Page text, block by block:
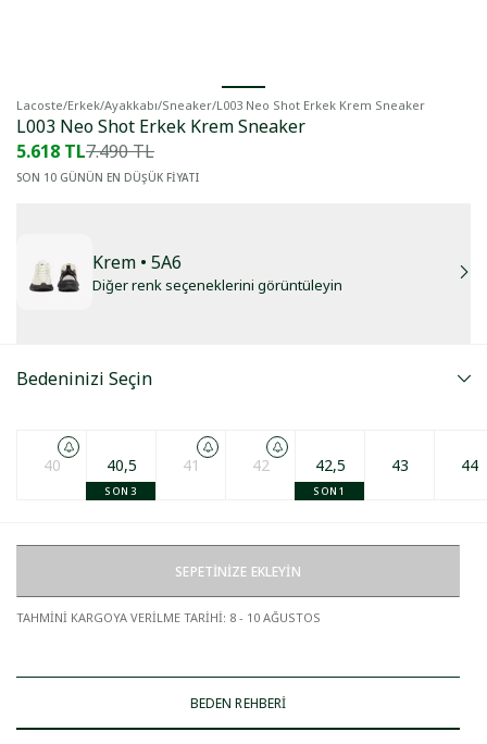
Lacoste/Erkek/Ayakkabı/Sneaker/L003 Neo Shot Erkek Krem Sneaker
L003 Neo Shot Erkek Krem Sneaker
5.618 TL7.490 TL
SON 10 GÜNÜN EN DÜŞÜK FİYATI
Bedeninizi Seçin
40 40,5
SON 3
41 42 42,5
SON 1
43 44
Krem • 5A6
Diğer renk seçeneklerini görüntüleyin
SEPETİNİZE EKLEYİN
TAHMİNİ KARGOYA VERİLME TARİHİ: 8 - 10 AĞUSTOS
BEDEN REHBERİ